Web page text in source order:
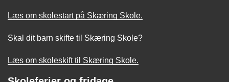
Læs om skolestart på Skæring Skole.
Skal dit barn skifte til Skæring Skole?
Læs om skoleskift til Skæring Skole.